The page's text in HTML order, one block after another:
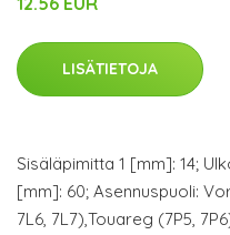
LISÄTIETOJA
Sisäläpimitta 1 [mm]: 14;
[mm]: 60; Asennuspuoli:
7L6, 7L7),Touareg (7P5,